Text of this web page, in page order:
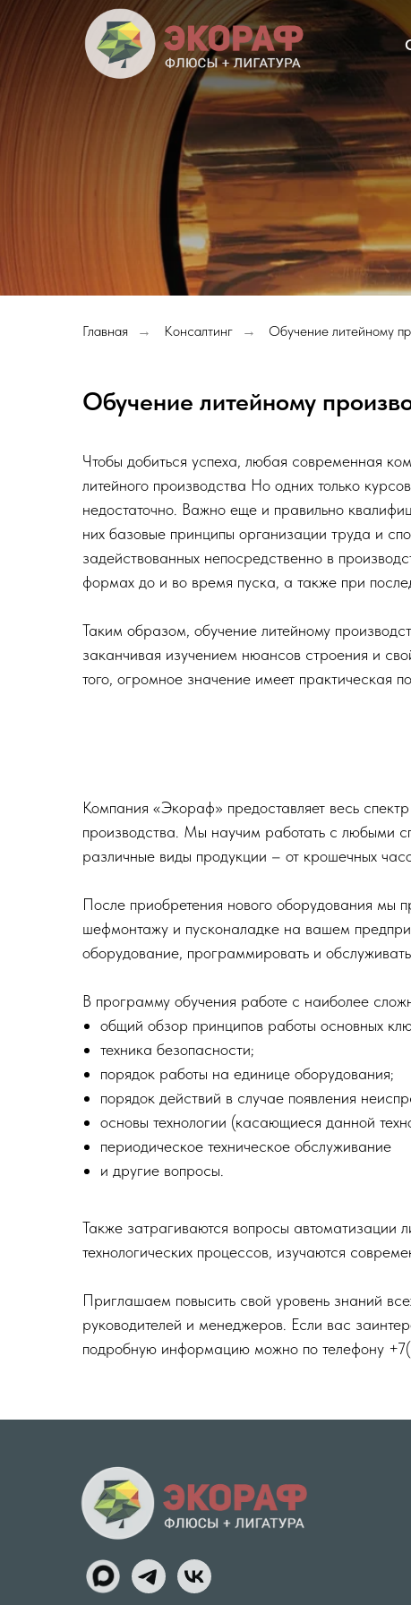
Главная → Консалтинг → Обучение литейному
Обучение литейному
Чтобы добиться успеха, любая современная
литейного производства Но одних только
недостаточно. Важно еще и правильно
них базовые принципы организации труда и
задействованных непосредственно в
формах до и во время пуска, а также при
Таким образом, обучение литейному
заканчивая изучением нюансов строения и
того, огромное значение имеет практическая
Компания «Экораф» предоставляет весь
производства. Мы научим работать с любыми
различные виды продукции – от крошечных
После приобретения нового оборудования мы
шефмонтажу и пусконаладке на вашем
оборудование, программировать и обслуживать
В программу обучения работе с наиболее
общий обзор принципов работы основных
техника безопасности;
порядок работы на единице оборудования;
порядок действий в случае появления
основы технологии (касающиеся данной
периодическое техническое обслуживание
и другие вопросы.
Также затрагиваются вопросы автоматизации
технологических процессов, изучаются
Приглашаем повысить свой уровень знаний
руководителей и менеджеров. Если вас
подробную информацию можно по телефону